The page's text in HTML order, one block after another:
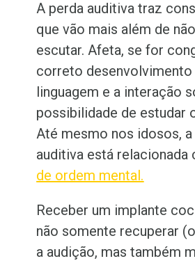
A perda auditiva traz
que vão mais além de
escutar. Afeta, se for
correto desenvolvimento
linguagem e a interação
possibilidade de estudar
Até mesmo nos idosos,
auditiva está relacionada
de ordem mental.
Receber um implante
não somente recuperar
a audição, mas também